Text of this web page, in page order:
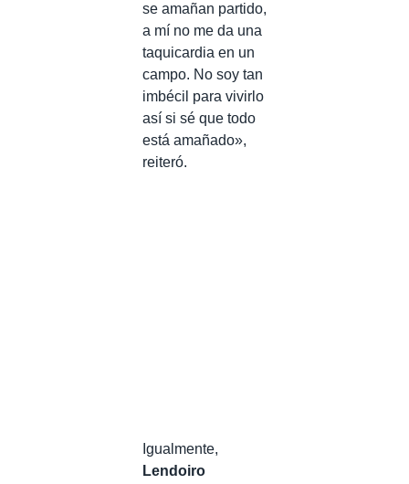
se amañan partido,
a mí no me da una
taquicardia en un
campo. No soy tan
imbécil para vivirlo
así si sé que todo
está amañado»,
reiteró.
Igualmente,
Lendoiro